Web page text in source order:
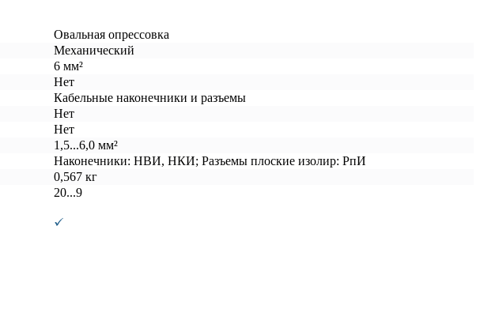
Овальная опрессовка
Механический
6 мм²
Нет
Кабельные наконечники и разъемы
Нет
Нет
1,5...6,0 мм²
Наконечники: НВИ, НКИ; Разъемы плоские изолир: РпИ
0,567 кг
20...9